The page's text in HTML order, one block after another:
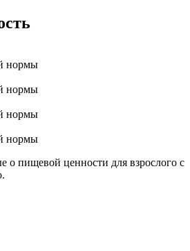
нормы
нормы
нормы
нормы
о пищевой ценности для взрослого с